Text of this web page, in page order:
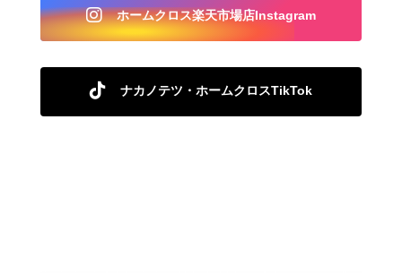
ホームクロス楽天市場店Instagram
ナカノテツ・ホームクロスTikTok